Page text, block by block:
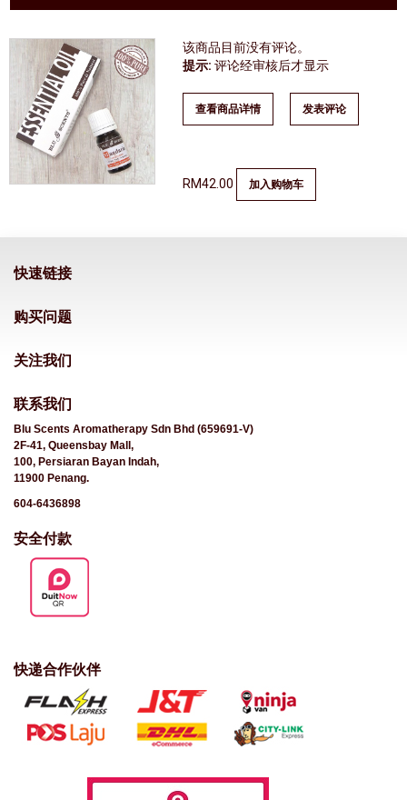
该商品目前没有评论。
提示: 评论经审核后才显示
查看商品详情 发表评论
RM42.00 加入购物车
快速链接
购买问题
关注我们
联系我们
Blu Scents Aromatherapy Sdn Bhd (659691-V)
2F-41, Queensbay Mall,
100, Persiaran Bayan Indah,
11900 Penang.
604-6436898
安全付款
快递合作伙伴